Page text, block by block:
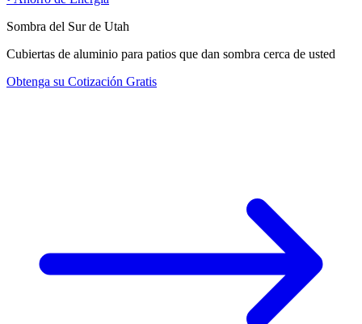
Sombra del Sur de Utah
Cubiertas de aluminio para patios que dan sombra cerca de usted
Obtenga su Cotización Gratis